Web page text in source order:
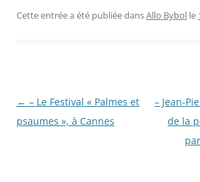
Cette entrée a été publiée dansAllo Bybol le
Navigation
des
← – Le Festival « Palmes et
psaumes », à Cannes
– Jean-
de la